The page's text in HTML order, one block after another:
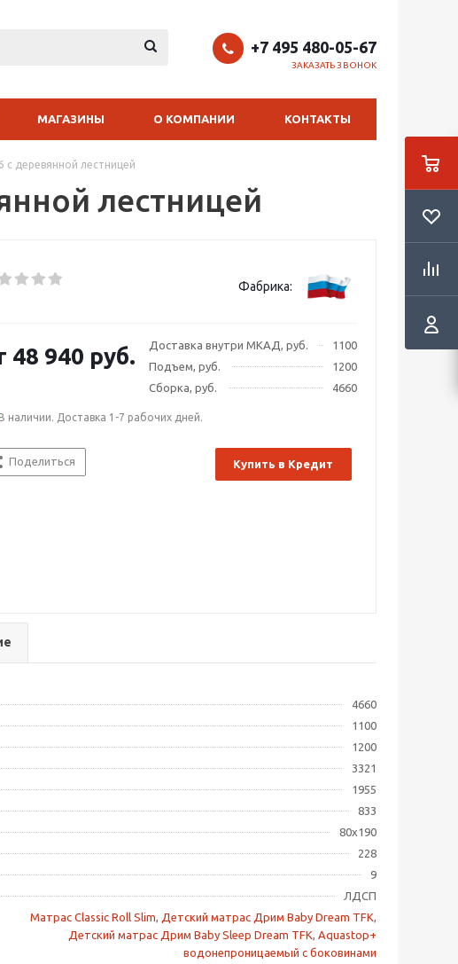
+7 495 480-05-67
ЗАКАЗАТЬ ЗВОНОК
МАГАЗИНЫ О КОМПАНИИ КОНТАКТЫ
с деревянной лестницей
лестницей
Фабрика:
Доставка внутри МКАД, руб.
1100
Подъем, руб.
1200
Сборка, руб.
4660
48 940 руб.
В наличии. Доставка 1-7 рабочих дней.
Поделиться Купить в Кредит
4660
1100
1200
3321
1955
833
80х190
228
9
ЛДСП
Матрас Classic Roll Slim, Детский матрас Дрим Baby Dream TFK,
Детский матрас Дрим Baby Sleep Dream TFK, Aquastop+
водонепроницаемый с боковинами